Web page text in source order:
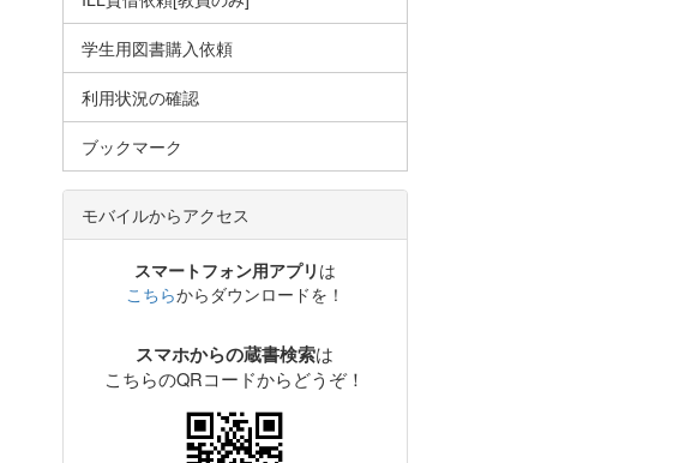
学生用図書購入依頼
利用状況の確認
ブックマーク
モバイルからアクセス
スマートフォン用アプリ は
こちらからダウンロードを！
スマホからの蔵書検索は
こちらのQRコードからどうぞ！